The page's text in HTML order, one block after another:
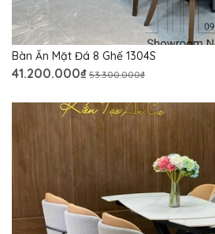
Bàn Ăn Mặt Đá 8 Ghế 1304S
41.200.000₫ 53.300.000₫